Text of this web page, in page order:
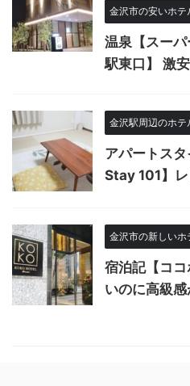
金沢市の安いホテ
温泉【スー
駅東口】 激安
金沢駅周辺のホテ
アパートス
Stay 101】
金沢市の新しいホ
宿泊記【コ
いのに高級感